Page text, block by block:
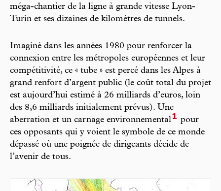
méga-chantier de la ligne à grande vitesse Lyon-
Turin et ses dizaines de kilomètres de tunnels.
Imaginé dans les années 1980 pour renforcer la
connexion entre les métropoles européennes et leur
compétitivité, ce « tube » est percé dans les Alpes à
grand renfort d’argent public (le coût total du projet
est aujourd’hui estimé à 26 milliards d’euros, loin
des 8,6 milliards initialement prévus). Une
aberration et un carnage environnemental1 pour
ces opposants qui y voient le symbole de ce monde
dépassé où une poignée de dirigeants décide de
l’avenir de tous.